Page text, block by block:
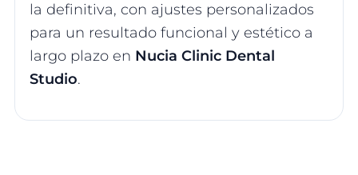
la definitiva, con ajustes personalizados
para un resultado funcional y estético a
largo plazo en Nucia Clinic Dental
Studio.